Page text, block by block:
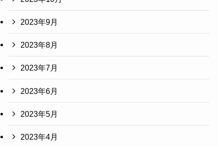
2023年9月
2023年8月
2023年7月
2023年6月
2023年5月
2023年4月